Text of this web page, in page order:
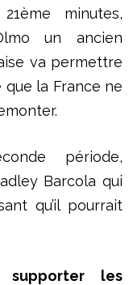
minutes,
un ancien
va permettre
la France ne
période,
Barcola qui
qu’il pourrait
supporter les